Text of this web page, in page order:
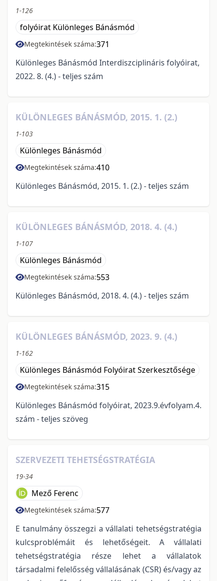
1-126
folyóirat Különleges Bánásmód
Megtekintések száma:371
Különleges Bánásmód Interdiszciplináris folyóirat,
2022. 8. (4.) - teljes szám
KÜLÖNLEGES BÁNÁSMÓD, 2015. 1. (2.)
1-103
Különleges Bánásmód
Megtekintések száma:410
Különleges Bánásmód, 2015. 1. (2.) - teljes szám
KÜLÖNLEGES BÁNÁSMÓD, 2018. 4. (4.)
1-107
Különleges Bánásmód
Megtekintések száma:553
Különleges Bánásmód, 2018. 4. (4.) - teljes szám
KÜLÖNLEGES BÁNÁSMÓD, 2023. 9. (4.)
1-162
Különleges Bánásmód Folyóirat Szerkesztősége
Megtekintések száma:315
Különleges Bánásmód folyóirat, 2023.9.évfolyam.4.
szám - teljes szöveg
SZERVEZETI TEHETSÉGSTRATÉGIA
19-34
Mező Ferenc
Megtekintések száma:577
E tanulmány összegzi a vállalati tehetségstratégia
kulcsproblémáit és lehetőségeit. A vállalati
tehetségstratégia része lehet a vállalatok
társadalmi felelősség vállalásának (CSR) és/vagy az